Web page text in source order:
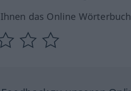
das Online